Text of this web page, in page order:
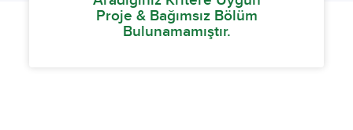
Proje & Bağımsız Bölüm
Bulunamamıştır.